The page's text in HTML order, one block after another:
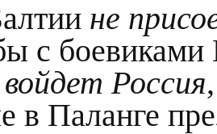
не
с
Россия
в Паланге